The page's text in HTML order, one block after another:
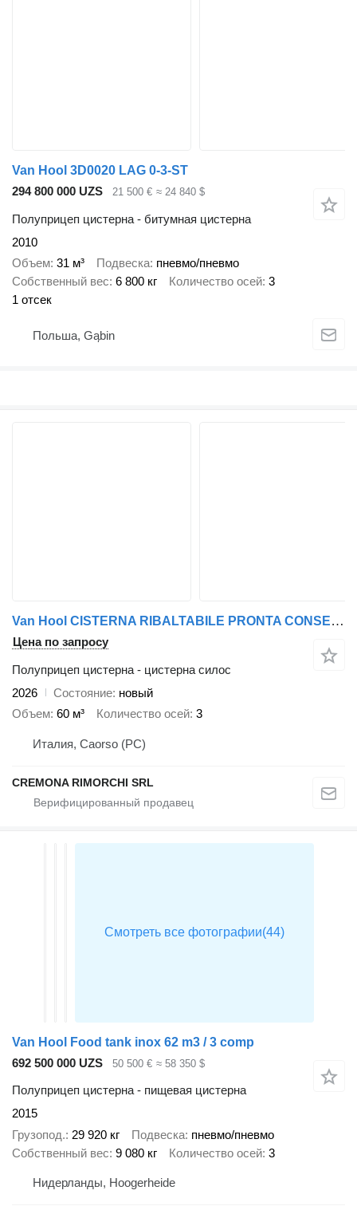
Van Hool 3D0020 LAG 0-3-ST
294 800 000 UZS
21 500 € ≈ 24 840 $
Полуприцеп цистерна - битумная цистерна
2010
Объем 31 м³ Подвеска пневмо/пневмо
Собственный вес 6 800 кг Количество осей 3
1 отсек
Польша, Gąbin
Van Hool CISTERNA RIBALTABILE PRONTA CONSEGNA!
Цена по запросу
Полуприцеп цистерна - цистерна силос
2026
Состояние новый
Объем 60 м³ Количество осей 3
Италия, Caorso (PC)
CREMONA RIMORCHI SRL
Van Hool Food tank inox 62 m3 / 3 comp
692 500 000 UZS
50 500 € ≈ 58 350 $
Полуприцеп цистерна - пищевая цистерна
2015
Грузопод. 29 920 кг Подвеска пневмо/пневмо
Собственный вес 9 080 кг Количество осей 3
Нидерланды, Hoogerheide